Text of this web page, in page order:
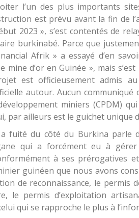
l’un des plus importants
est prévu avant la fin de
2023 », s’est contentés de
burkinabé. Parce que
Afrik » a essayé d’en
mine d’or en Guinée », mais
est officieusement admis
autour. Aucun
miniers (CPDM)
par ailleurs est le guichet unique
fuité du côté du Burkina parle
qui a forcément eu à
à ses prérogatives
guinéen que nous avons
de reconnaissance, le permis
le permis d’exploitation
qui se rapproche le plus à